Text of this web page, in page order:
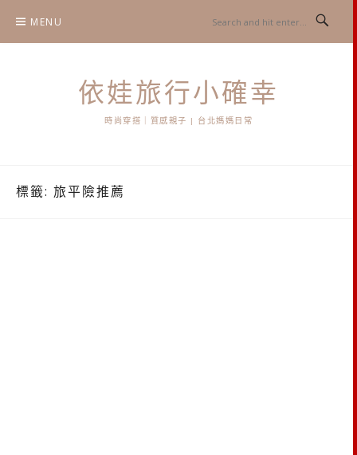
content
MENU
依娃旅行小確幸
時尚穿搭｜質感親子 | 台北媽媽日常
標籤: 旅平險推薦